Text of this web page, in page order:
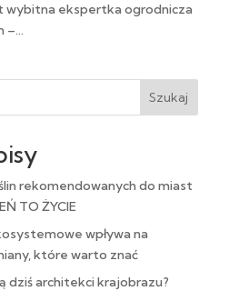
wybitna ekspertka ogrodnicza
–...
Szukaj
rekomendowanych do miast
TO ŻYCIE
wpływa na
które warto znać
dziś architekci krajobrazu?